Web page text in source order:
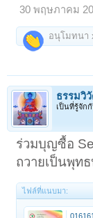
30 พฤษภาคม
อนุโมทนา
ธรรมวิ
เป็นที่รู้จัก
ร่วมบุญซื้อ
ถวายเป็นพุท
ไฟล์ที่แนบมา: